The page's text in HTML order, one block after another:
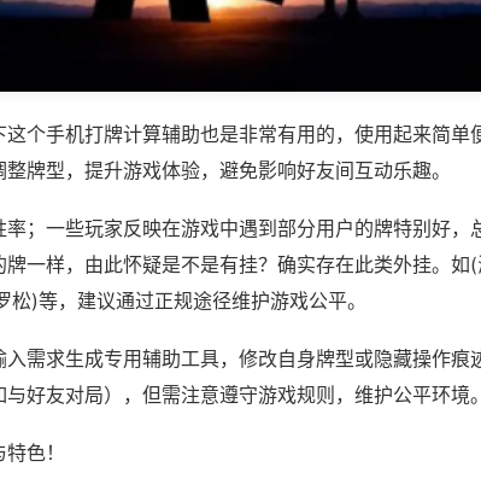
个手机打牌计算辅助也是非常有用的，使用起来简单
牌型，提升游戏体验，避免影响好友间互动乐趣。
；一些玩家反映在游戏中遇到部分用户的牌特别好，
一样，由此怀疑是不是有挂？确实存在此类外挂。如
)等，建议通过正规途径维护游戏公平。
需求生成专用辅助工具，修改自身牌型或隐藏操作痕
好友对局），但需注意遵守游戏规则，维护公平环境。
色！